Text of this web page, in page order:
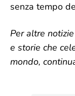
senza tempo
Per altre
e storie che
mondo,